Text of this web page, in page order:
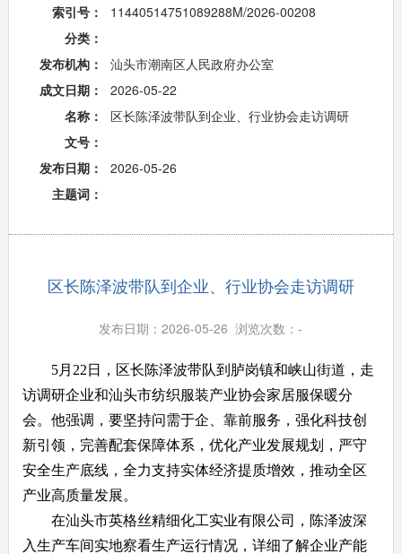
索引号：
11440514751089288M/2026-00208
分类：
发布机构：
汕头市潮南区人民政府办公室
成文日期：
2026-05-22
名称：
区长陈泽波带队到企业、行业协会走访调研
文号：
发布日期：
2026-05-26
主题词：
区长陈泽波带队到企业、行业协会走访调研
发布日期：2026-05-26 浏览次数：-
5月22日，区长陈泽波带队到胪岗镇和峡山街道，走
访调研企业和汕头市纺织服装产业协会家居服保暖分
会。他强调，要坚持问需于企、靠前服务，强化科技创
新引领，完善配套保障体系，优化产业发展规划，严守
安全生产底线，全力支持实体经济提质增效，推动全区
产业高质量发展。
在汕头市英格丝精细化工实业有限公司，陈泽波深
入生产车间实地察看生产运行情况，详细了解企业产能